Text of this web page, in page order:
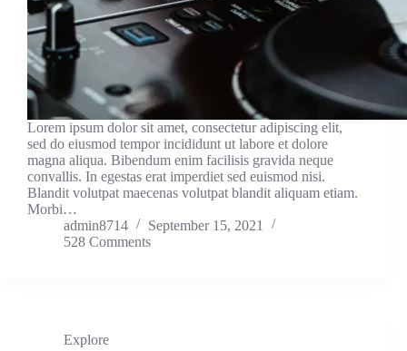
Lorem ipsum dolor sit amet, consectetur adipiscing elit,
sed do eiusmod tempor incididunt ut labore et dolore
magna aliqua. Bibendum enim facilisis gravida neque
convallis. In egestas erat imperdiet sed euismod nisi.
Blandit volutpat maecenas volutpat blandit aliquam etiam.
Morbi…
admin8714
September 15, 2021
528 Comments
Explore